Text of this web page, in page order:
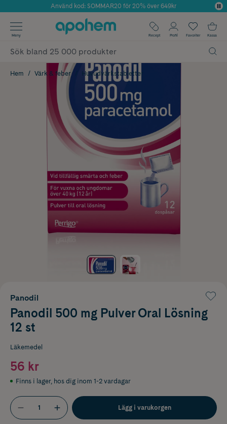
Årets Butik 2025 inom Skönhet
Använd kod: SOMMAR20 för 20% över 649kr
✓ Fri frakt
✓ Poäng på alla köp*
Meny Recept Profil Favoriter Kassa
Hem Värk & feber Huvudvärkstabletter
Panodil
Panodil 500 mg Pulver Oral Lösning
12 st
Läkemedel
56 kr
Finns i lager, hos dig inom 1-2 vardagar
Lägg i varukorgen